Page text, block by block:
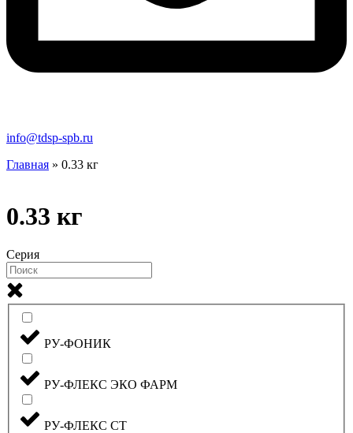
info@tdsp-spb.ru
Главная » 0.33 кг
0.33 кг
Серия
РУ-ФОНИК
РУ-ФЛЕКС ЭКО ФАРМ
РУ-ФЛЕКС СТ